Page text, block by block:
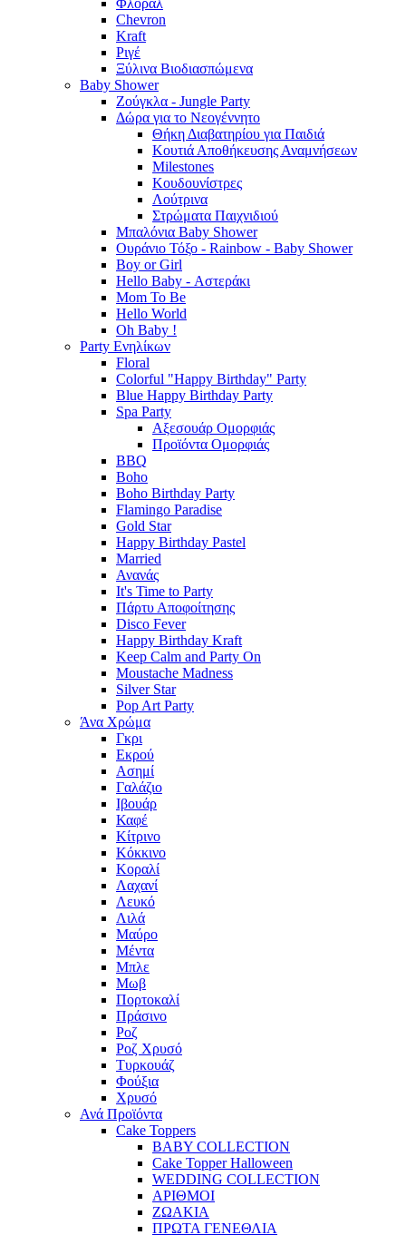
Φλοράλ
Chevron
Kraft
Ριγέ
Ξύλινα Βιοδιασπώμενα
Baby Shower
Ζούγκλα - Jungle Party
Δώρα για το Νεογέννητο
Θήκη Διαβατηρίου για Παιδιά
Κουτιά Αποθήκευσης Αναμνήσεων
Milestones
Κουδουνίστρες
Λούτρινα
Στρώματα Παιχνιδιού
Μπαλόνια Baby Shower
Ουράνιο Τόξο - Rainbow - Baby Shower
Boy or Girl
Hello Baby - Αστεράκι
Mom To Be
Hello World
Oh Baby !
Party Ενηλίκων
Floral
Colorful "Happy Birthday" Party
Blue Happy Birthday Party
Spa Party
Αξεσουάρ Ομορφιάς
Προϊόντα Ομορφιάς
BBQ
Boho
Boho Birthday Party
Flamingo Paradise
Gold Star
Happy Birthday Pastel
Married
Ανανάς
It's Time to Party
Πάρτυ Αποφοίτησης
Disco Fever
Happy Birthday Kraft
Keep Calm and Party On
Moustache Madness
Silver Star
Pop Art Party
Άνα Χρώμα
Γκρι
Εκρού
Ασημί
Γαλάζιο
Ιβουάρ
Καφέ
Κίτρινο
Κόκκινο
Κοραλί
Λαχανί
Λευκό
Λιλά
Μαύρο
Μέντα
Μπλε
Μωβ
Πορτοκαλί
Πράσινο
Ροζ
Ροζ Χρυσό
Τυρκουάζ
Φούξια
Χρυσό
Ανά Προϊόντα
Cake Toppers
BABY COLLECTION
Cake Topper Halloween
WEDDING COLLECTION
ΑΡΙΘΜΟΙ
ΖΩΑΚΙΑ
ΠΡΩΤΑ ΓΕΝΕΘΛΙΑ